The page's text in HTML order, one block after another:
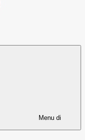
Menu di